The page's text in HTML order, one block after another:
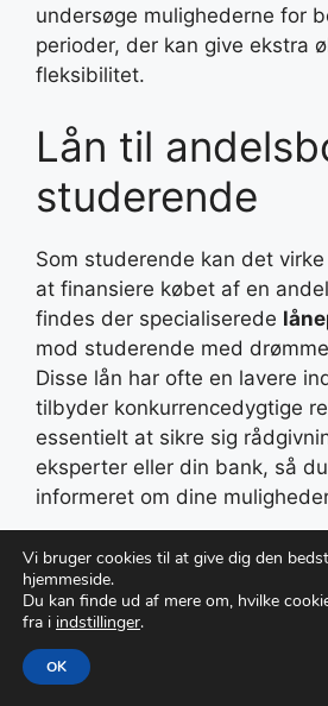
undersøge mulighederne for
perioder, der kan give ekstra
fleksibilitet.
Lån til
studerende
Som studerende kan det
at finansiere købet af en
findes der specialiserede
mod studerende med
Disse lån har ofte en lavere
tilbyder konkurrencedygtige
essentielt at sikre sig
eksperter eller din bank, så
informeret om dine
Lån til 18-årig
studerende
Når du fylder 18 år og starter
Vi bruger cookies til at give dig den
hjemmeside.
Du kan finde ud af mere om, hvilke
fra i indstillinger.
OK